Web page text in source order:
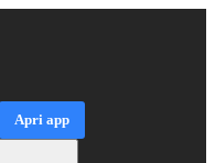
Apri app